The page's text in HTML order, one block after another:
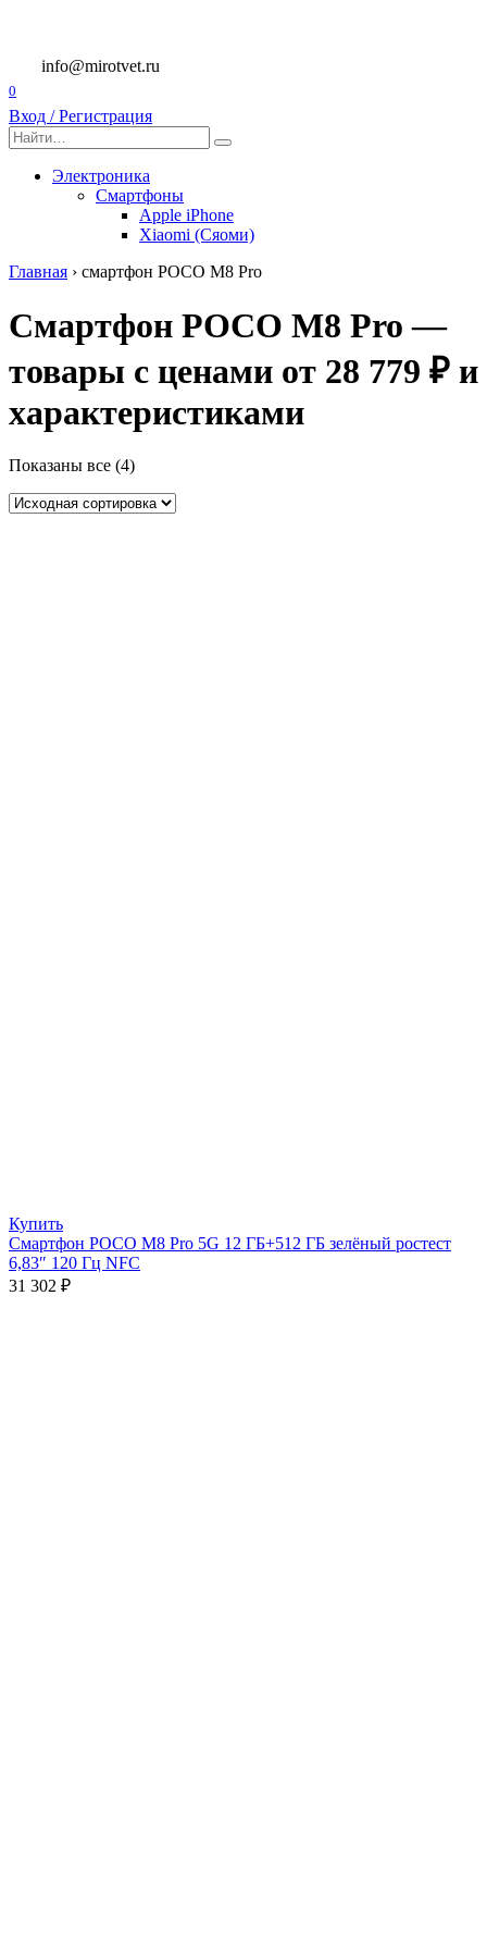
содержанию
info@mirotvet.ru
0
Вход / Регистрация
Search
for:
Электроника
Смартфоны
Apple iPhone
Xiaomi (Сяоми)
Главная › смартфон POCO M8 Pro
Смартфон POCO M8 Pro —
товары с ценами от 28 779 ₽ и
характеристиками
Показаны все (4)
Купить
Смартфон POCO M8 Pro 5G 12 ГБ+512 ГБ зелёный ростест
6,83″ 120 Гц NFC
31 302 ₽